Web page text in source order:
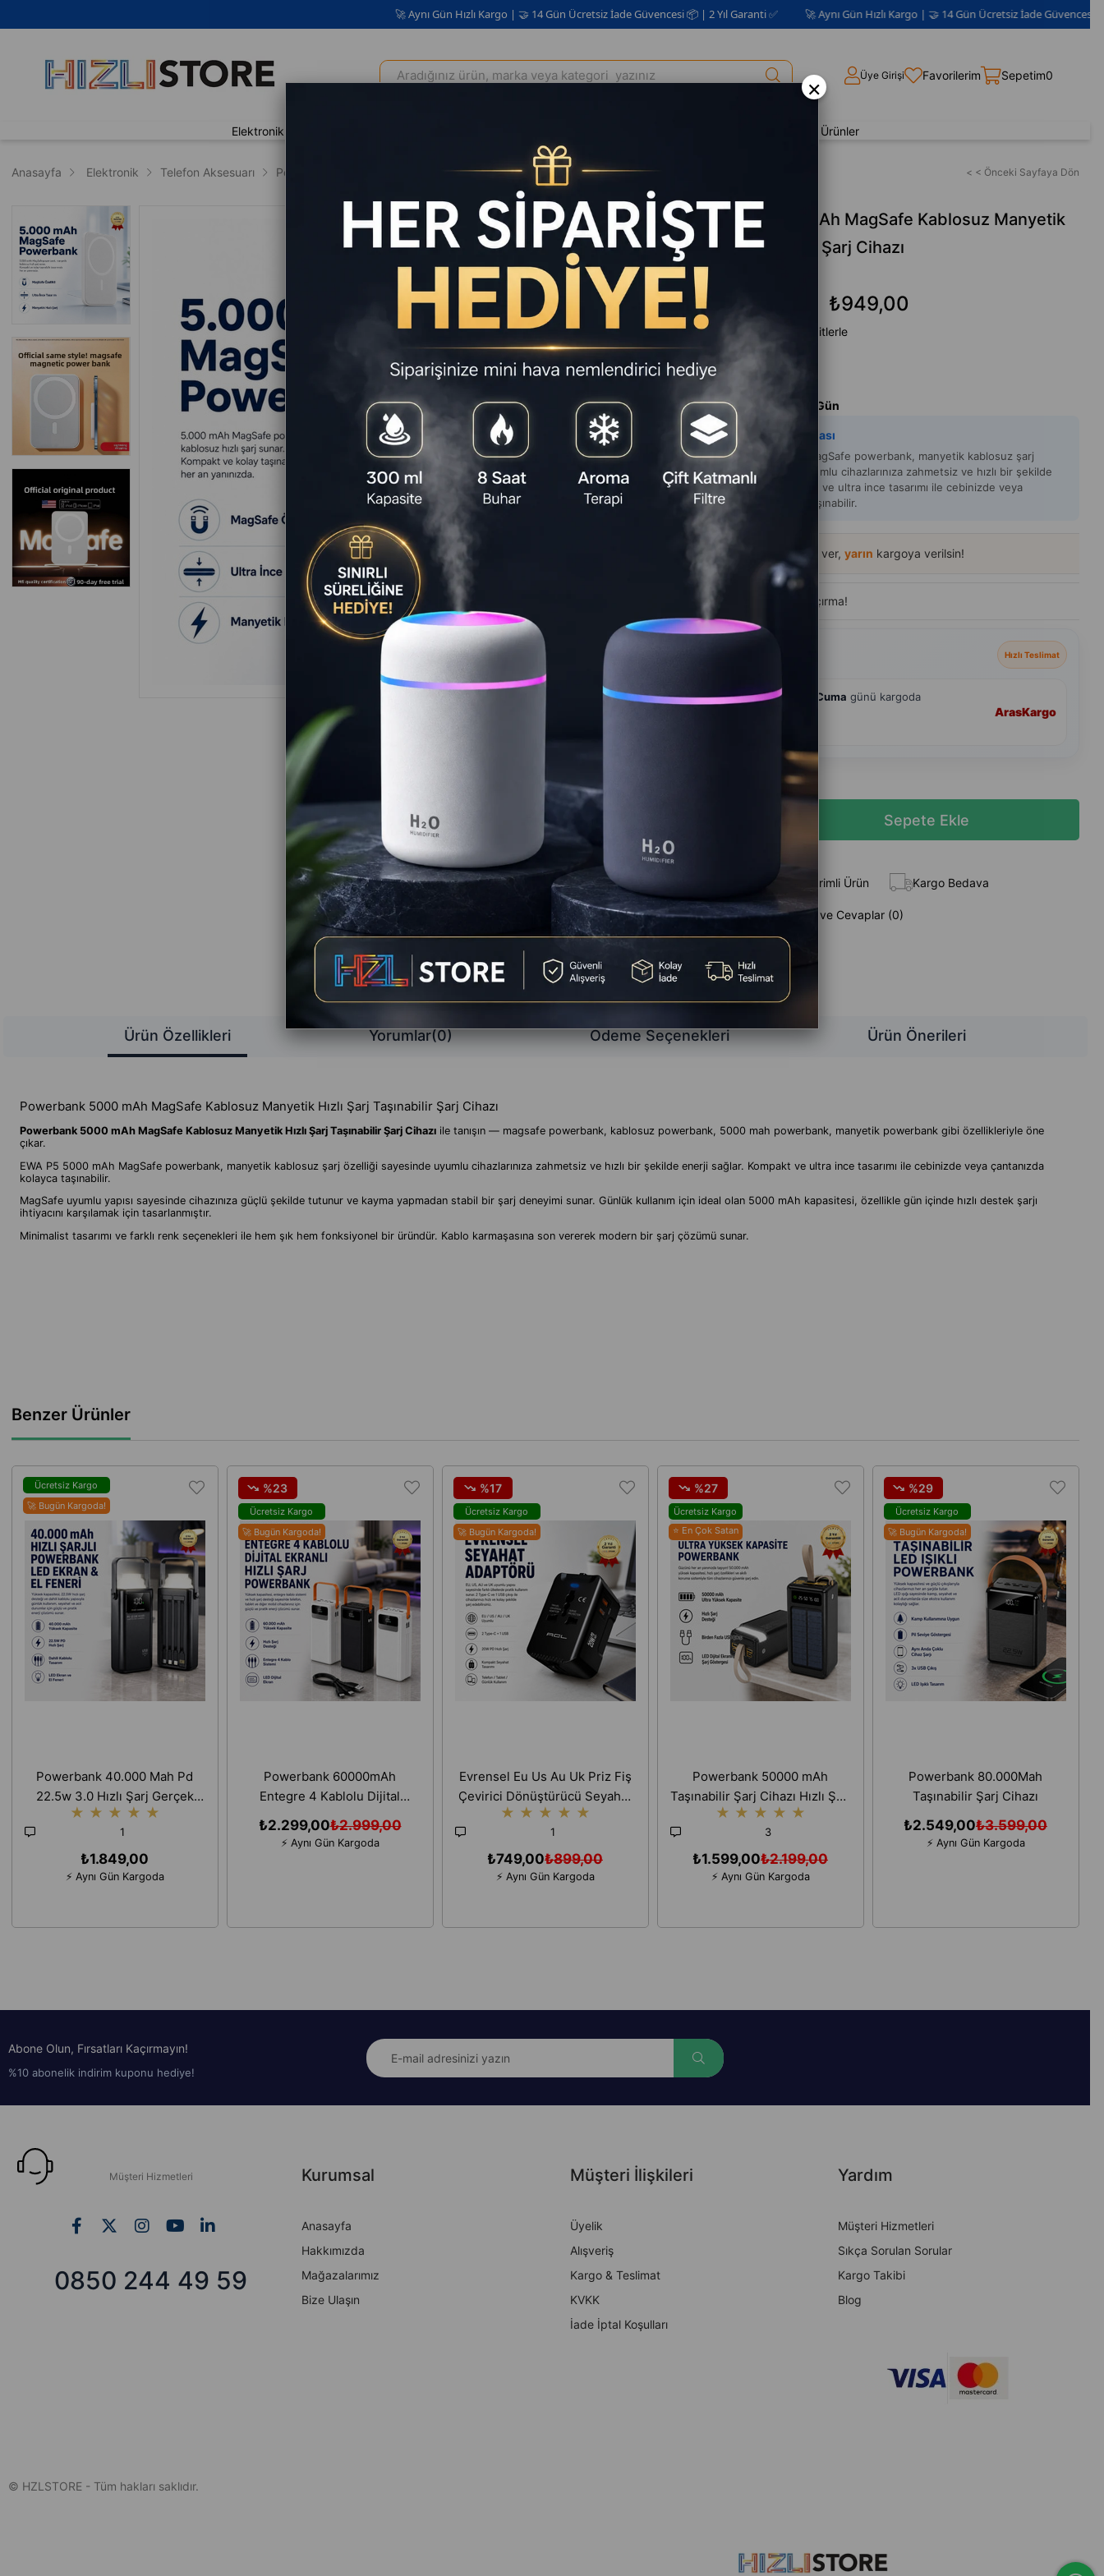
🚀 Aynı Gün Hızlı Kargo | 🤝 14 Gün Ücretsiz İade Güvencesi 📦 | 2 Yıl Garanti ✅ 🚀 Aynı Gün Hızlı Kargo | 🤝 14 Gün Ücretsiz İade Güvencesi 📦 | 2 Yıl
Üye Girişi Favorilerim Sepetim0
Elektronik Yenilenmiş Ürünler
Anasayfa Elektronik Telefon Aksesuarı Powerbank Powerbank 5000 mAh MagSafe Kablosuz Manyetik Hızlı Şarj Taşınabilir Şarj Cihazı < < Önceki Sayfaya Dön
Powerbank 5000 mAh MagSafe Kablosuz Manyetik
Hızlı Şarj Taşınabilir Şarj Cihazı
37 ₺949,00
₺949,00 `den başlayan taksitlerle
Eima
Tahmini Teslim Süresi
Aynı Gün
Yapay Zeka Açıklaması
EWA P5 5000 mAh MagSafe powerbank, manyetik kablosuz şarj
özelliği sayesinde uyumlu cihazlarınıza zahmetsiz ve hızlı bir şekilde
enerji sağlar. Kompakt ve ultra ince tasarımı ile cebinizde veya
çantanızda kolayca taşınabilir.
18:40:53 içinde sipariş ver, yarın kargoya verilsin!
Son 1 günde ziyaret etti
Hızlı Teslimat
Tahmini7 Ağustos Cuma günü kargoda
ArasKargo
İndirimli Ürün Kargo Bedava
Yorum Yaz Sorular (0) ve Cevaplar (0)
Ürün Özellikleri Yorumlar(0) Ödeme Seçenekleri Ürün Önerileri
Powerbank 5000 mAh MagSafe Kablosuz Manyetik Hızlı Şarj Taşınabilir Şarj Cihazı
Powerbank 5000 mAh MagSafe Kablosuz Manyetik Hızlı Şarj Taşınabilir Şarj Cihazıile tanışın — magsafe powerbank, kablosuz powerbank, 5000 mah powerbank, manyetik powerbank gibi özellikleriyle öne
çıkar.
EWA P5 5000 mAh MagSafe powerbank, manyetik kablosuz şarj özelliği sayesinde uyumlu cihazlarınıza zahmetsiz ve hızlı bir şekilde enerji sağlar. Kompakt ve ultra ince tasarımı ile cebinizde veya çantanızda
kolayca taşınabilir.
MagSafe uyumlu yapısı sayesinde cihazınıza güçlü şekilde tutunur ve kayma yapmadan stabil bir şarj deneyimi sunar. Günlük kullanım için ideal olan 5000 mAh kapasitesi, özellikle gün içinde hızlı destek şarjı
ihtiyacını karşılamak için tasarlanmıştır.
Minimalist tasarımı ve farklı renk seçenekleri ile hem şık hem fonksiyonel bir üründür. Kablo karmaşasına son vererek modern bir şarj çözümü sunar.
Benzer Ürünler
Powerbank 40.000 Mah Pd
22.5w 3.0 Hızlı Şarj Gerçek
Taşınabilir Çoklu Kablolu
İphone Android Uyumlu
Taşınabilir Şarj Cihazı
★ ★ ★ ★ ★
1
₺1.849,00
⚡ Aynı Gün Kargoda
Ücretsiz Kargo
🚀 Bugün Kargoda!
Powerbank 60000mAh
Entegre 4 Kablolu Dijital
Ekranlı LED Fenerli Hızlı Şarj
Taşınabilir Şarj Cihazı
₺2.299,00₺2.999,00
⚡ Aynı Gün Kargoda
%23
Ücretsiz Kargo
🚀 Bugün Kargoda!
Evrensel Eu Us Au Uk Priz Fiş
Çevirici Dönüştürücü Seyahat
Adaptörü 2 Type-c 1 Usb
Çıkışlı Adaptör
★ ★ ★ ★ ★
1
₺749,00₺899,00
⚡ Aynı Gün Kargoda
%17
Ücretsiz Kargo
🚀 Bugün Kargoda!
Powerbank 50000 mAh
Taşınabilir Şarj Cihazı Hızlı Şarj
Cihazı
★ ★ ★ ★ ★
3
₺1.599,00₺2.199,00
⚡ Aynı Gün Kargoda
%27
Ücretsiz Kargo
⭐ En Çok Satan
Powerbank 80.000Mah
Taşınabilir Şarj Cihazı
₺2.549,00₺3.599,00
⚡ Aynı Gün Kargoda
%29
Ücretsiz Kargo
🚀 Bugün Kargoda!
Abone Olun, Fırsatları Kaçırmayın!
%10 abonelik indirim kuponu hediye!
Müşteri Hizmetleri
0850 244 49 59
Kurumsal
Anasayfa
Hakkımızda
Mağazalarımız
Bize Ulaşın
Müşteri İlişkileri
Üyelik
Alışveriş
Kargo & Teslimat
KVKK
İade İptal Koşulları
Yardım
Müşteri Hizmetleri
Sıkça Sorulan Sorular
Kargo Takibi
Blog
© HZLSTORE - Tüm hakları saklıdır.
×